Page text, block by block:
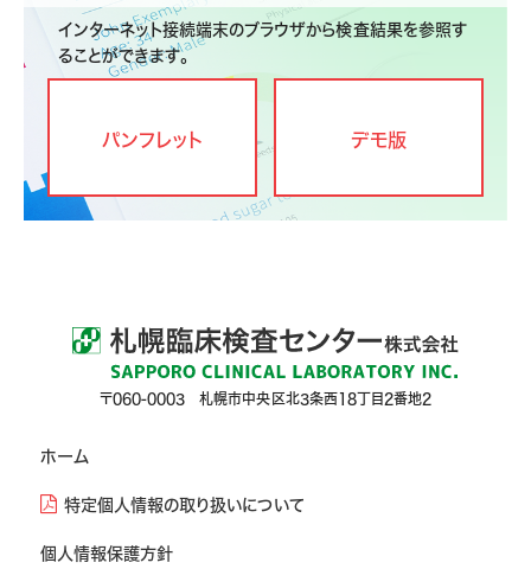
インターネット接続端末のブラウザから検査結果を参照す
ることができます。
パンフレット デモ版
〒060-0003 札幌市中央区北3条西18丁目2番地2
ホーム
特定個人情報の取り扱いについて
個人情報保護方針